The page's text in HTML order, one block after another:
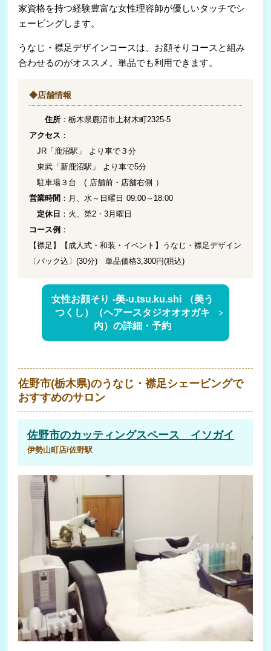
家資格を持つ経験豊富な女性理容師が優しいタッチでシ
ェービングします。
うなじ・襟足デザインコースは、お顔そりコースと組み
合わせるのがオススメ。単品でも利用できます。
◆店舗情報
住所 ：栃木県鹿沼市上材木町2325-5
アクセス ：
JR「鹿沼駅」 より車で３分
東武「新鹿沼駅」 より車で5分
駐車場３台 ( 店舗前・店舗右側 ）
営業時間 ：月、水～日曜日 09:00～18:00
定休日 ：火、第2・3月曜日
コース例 ：
【襟足】【成人式・和装・イベント】うなじ・襟足デザイン
〔パック込〕(30分) 単品価格3,300円(税込)
女性お顔そり -美-u.tsu.ku.shi （美う
つくし）（ヘアースタジオオオガキ
内）の詳細・予約
佐野市(栃木県)のうなじ・襟足シェービングで
おすすめのサロン
佐野市のカッティングスペース イソガイ
伊勢山町店/佐野駅